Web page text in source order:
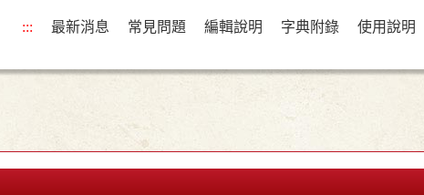
::: 最新消息 常見問題 編輯說明 字典附錄 使用說明